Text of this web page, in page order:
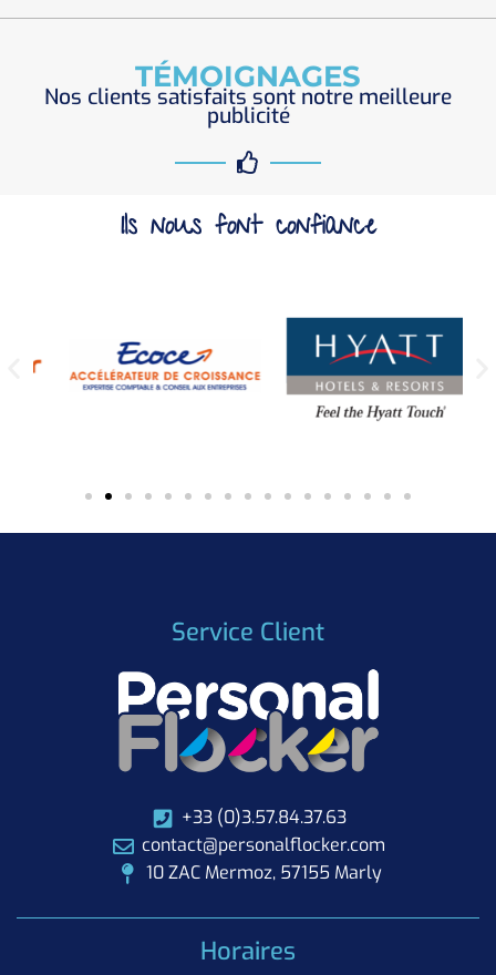
TÉMOIGNAGES
Nos clients satisfaits sont notre meilleure
publicité
Ils nous font confiance
Service Client
+33 (0)3.57.84.37.63
contact@personalflocker.com
10 ZAC Mermoz, 57155 Marly
Horaires